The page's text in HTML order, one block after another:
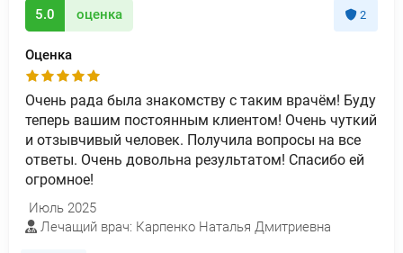
5.0 оценка 2
Оценка
Очень рада была знакомству с таким врачём! Буду
теперь вашим постоянным клиентом! Очень чуткий
и отзывчивый человек. Получила вопросы на все
ответы. Очень довольна результатом! Спасибо ей
огромное!
Июль 2025
Лечащий врач: Карпенко Наталья Дмитриевна